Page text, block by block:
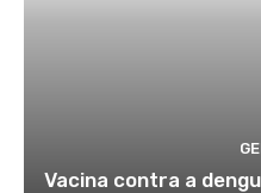
Vacina contra a